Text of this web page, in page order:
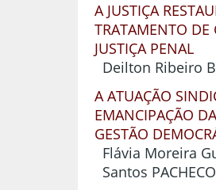
A JUSTIÇA
TRATAMENTO
JUSTIÇA PENAL
Deilton Ribeiro
A ATUAÇÃO
EMANCIPAÇÃO
GESTÃO
Flávia Moreira
Santos PACHECO